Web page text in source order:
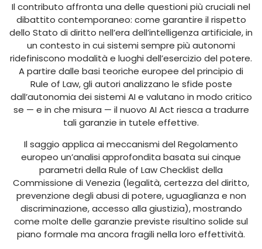
Il contributo affronta una delle questioni più cruciali nel
dibattito contemporaneo: come garantire il rispetto
dello Stato di diritto nell’era dell’intelligenza artificiale, in
un contesto in cui sistemi sempre più autonomi
ridefiniscono modalità e luoghi dell’esercizio del potere.
A partire dalle basi teoriche europee del principio di
Rule of Law, gli autori analizzano le sfide poste
dall’autonomia dei sistemi AI e valutano in modo critico
se — e in che misura — il nuovo AI Act riesca a tradurre
tali garanzie in tutele effettive.
Il saggio applica ai meccanismi del Regolamento
europeo un’analisi approfondita basata sui cinque
parametri della Rule of Law Checklist della
Commissione di Venezia (legalità, certezza del diritto,
prevenzione degli abusi di potere, uguaglianza e non
discriminazione, accesso alla giustizia), mostrando
come molte delle garanzie previste risultino solide sul
piano formale ma ancora fragili nella loro effettività.